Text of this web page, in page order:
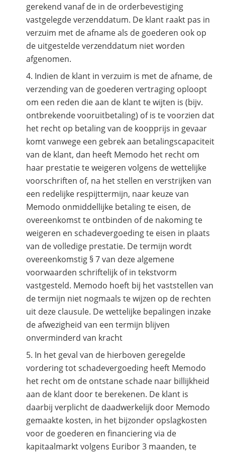
gerekend vanaf de in de orderbevestiging
vastgelegde verzenddatum. De klant raakt pas in
verzuim met de afname als de goederen ook op
de uitgestelde verzenddatum niet worden
afgenomen.
Indien de klant in verzuim is met de afname, de
verzending van de goederen vertraging oploopt
om een reden die aan de klant te wijten is (bijv.
ontbrekende vooruitbetaling) of is te voorzien dat
het recht op betaling van de koopprijs in gevaar
komt vanwege een gebrek aan betalingscapaciteit
van de klant, dan heeft Memodo het recht om
haar prestatie te weigeren volgens de wettelijke
voorschriften of, na het stellen en verstrijken van
een redelijke respijttermijn, naar keuze van
Memodo onmiddellijke betaling te eisen, de
overeenkomst te ontbinden of de nakoming te
weigeren en schadevergoeding te eisen in plaats
van de volledige prestatie. De termijn wordt
overeenkomstig § 7 van deze algemene
voorwaarden schriftelijk of in tekstvorm
vastgesteld. Memodo hoeft bij het vaststellen van
de termijn niet nogmaals te wijzen op de rechten
uit deze clausule. De wettelijke bepalingen inzake
de afwezigheid van een termijn blijven
onverminderd van kracht
In het geval van de hierboven geregelde
vordering tot schadevergoeding heeft Memodo
het recht om de ontstane schade naar billijkheid
aan de klant door te berekenen. De klant is
daarbij verplicht de daadwerkelijk door Memodo
gemaakte kosten, in het bijzonder opslagkosten
voor de goederen en financiering via de
kapitaalmarkt volgens Euribor 3 maanden, te